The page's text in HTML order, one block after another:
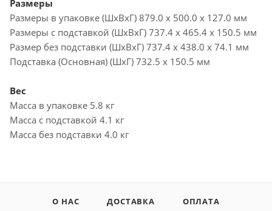
Размеры
Размеры в упаковке (ШxВxГ) 879.0 x 500.0 x 127.0 мм
Размеры с подставкой (ШxВxГ) 737.4 x 465.4 x 150.5 мм
Размер без подставки (ШxВxГ) 737.4 x 438.0 x 74.1 мм
Подставка (Основная) (ШxГ) 732.5 x 150.5 мм
Вес
Масса в упаковке 5.8 кг
Масса с подставкой 4.1 кг
Масса без подставки 4.0 кг
О НАС ДОСТАВКА
ОПЛАТА